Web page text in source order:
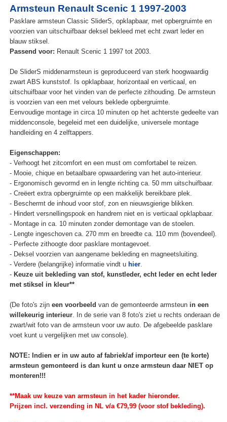
Armsteun Renault Scenic 1 1997-2003
Pasklare armsteun Classic SliderS, opklapbaar, met opbergruimte en
voorzien van uitschuifbaar deksel bekleed met echt zwart leder en
blauw stiksel.
Passend voor: Renault Scenic 1 1997 tot 2003.
De SliderS middenarmsteun is geproduceerd van sterk hoogwaardig
zwart ABS kunststof. Is opklapbaar, horizontaal en verticaal, en
uitschuifbaar voor het vinden van de perfecte zithouding. De armsteun
is voorzien van een met velours beklede opbergruimte.
Eenvoudige montage in circa 10 minuten op het achterste gedeelte van
middenconsole, begeleid met een duidelijke, universele montage
handleiding en 4 zelftappers.
Eigenschappen:
- Verhoogt het zitcomfort en een must om comfortabel te reizen.
- Mooie, chique en betaalbare opwaardering van het auto-interieur.
- Ergonomisch gevormd en in lengte richting ca. 50 mm uitschuifbaar.
- Creëert extra opbergruimte op een makkelijk bereikbare plek.
- Beschermt de inhoud voor stof, zon en nieuwsgierige blikken.
- Hindert versnellingspook en handrem niet en is verticaal opklapbaar.
- Montage in ca. 10 minuten zonder demontage van de stoelen.
- Lengte ingeschoven ca. 270 mm en breedte ca. 110 mm (bovendeel).
- Perfecte zithoogte door pasklare montagevoet.
- Deksel voorzien van aangename bekleding en magneetsluiting.
- Verdere (belangrijke) informatie vindt u hier.
- Keuze uit bekleding van stof, kunstleder, echt leder en echt leder
met stiksel in kleur**
(De foto's zijn een voorbeeld van de gemonteerde armsteun in een
willekeurig interieur. In de serie van 8 foto's ziet u rechts onderaan de
zwart/wit foto van de armsteun voor uw auto. De afgebeelde pasklare
voet kunt u vergelijken met uw console).
NOTE: Indien er in uw auto af fabriek/af importeur een (te korte)
armsteun gemonteerd is dan kunt u onze armsteun daar NIET op
monteren!!!
**Maak uw keuze van armsteun in het kader hieronder.
Prijzen incl. verzending in NL v/a €79,99 (voor stof bekleding).